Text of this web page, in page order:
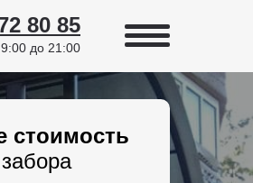
80 85
до 21:00
стоимость